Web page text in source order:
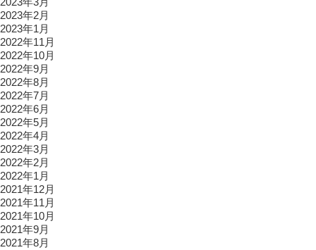
2023年2月
2023年1月
2022年11月
2022年10月
2022年9月
2022年8月
2022年7月
2022年6月
2022年5月
2022年4月
2022年3月
2022年2月
2022年1月
2021年12月
2021年11月
2021年10月
2021年9月
2021年8月